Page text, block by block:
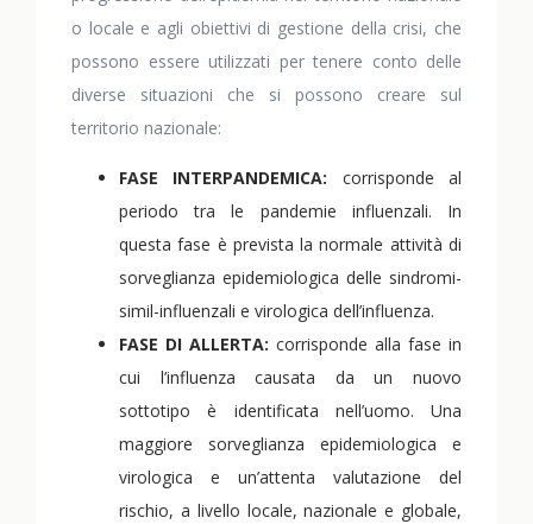
o locale e agli obiettivi di gestione della crisi, che
possono essere utilizzati per tenere conto delle
diverse situazioni che si possono creare sul
territorio nazionale:
FASE INTERPANDEMICA: corrisponde al
periodo tra le pandemie influenzali. In
questa fase è prevista la normale attività di
sorveglianza epidemiologica delle sindromi-
simil-influenzali e virologica dell’influenza.
FASE DI ALLERTA: corrisponde alla fase in
cui l’influenza causata da un nuovo
sottotipo è identificata nell’uomo. Una
maggiore sorveglianza epidemiologica e
virologica e un’attenta valutazione del
rischio, a livello locale, nazionale e globale,